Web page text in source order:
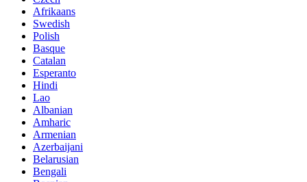
Afrikaans
Swedish
Polish
Basque
Catalan
Esperanto
Hindi
Lao
Albanian
Amharic
Armenian
Azerbaijani
Belarusian
Bengali